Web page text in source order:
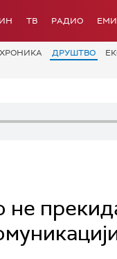
ТВ РАДИО
ХРОНИКА ДРУШТВО
не